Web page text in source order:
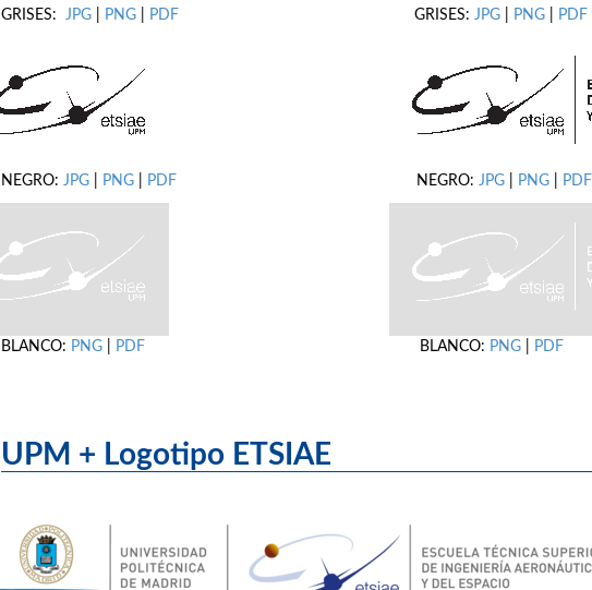
GRISES: JPG PNG PDF GRISES: JPG PNG PDF
NEGRO: JPG PNG PDF NEGRO: JPG PNG PDF
BLANCO: PNG PDF BLANCO: PNG PDF
UPM + Logotipo ETSIAE